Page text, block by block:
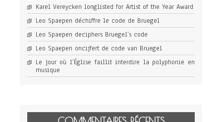
Karel Vereycken longlisted for Artist of the Year Award
Leo Spaepen déchiffre le code de Bruegel
Leo Spaepen deciphers Bruegel’s code
Leo Spaepen oncijfert de code van Bruegel
Le jour où l’Église faillit interdire la polyphonie en
musique